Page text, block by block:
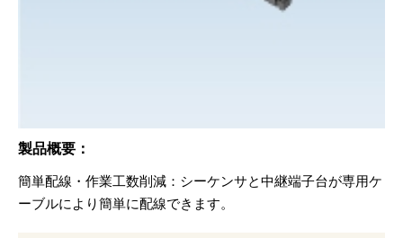
製品概要：
簡単配線・作業工数削減：シーケンサと中継端子台が専用ケ
ーブルにより簡単に配線できます。